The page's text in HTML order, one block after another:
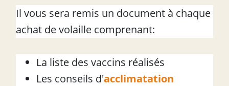
Il vous sera remis un document à chaque
achat de volaille comprenant:
La liste des vaccins réalisés
Les conseils d'acclimatation